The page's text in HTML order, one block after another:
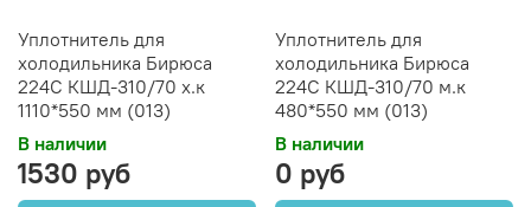
Уплотнитель для
холодильника Бирюса
224С КШД-310/70 х.к
1110*550 мм (013)
В наличии
1530 руб
Уплотнитель для
холодильника Бирюса
224С КШД-310/70 м.к
480*550 мм (013)
В наличии
0 руб